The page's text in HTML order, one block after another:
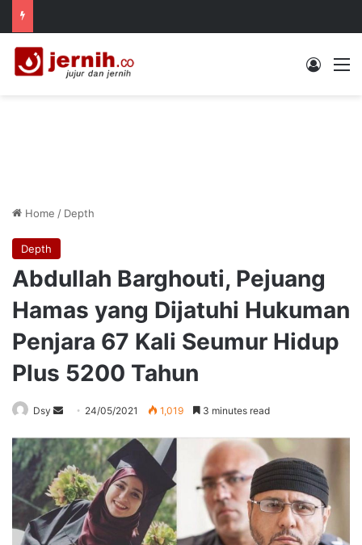
Log In
Home / Depth
Depth
Abdullah Barghouti, Pejuang
Hamas yang Dijatuhi Hukuman
Penjara 67 Kali Seumur Hidup
Plus 5200 Tahun
Dsy
Send
email
24/05/2021 1,019 3 minutes read